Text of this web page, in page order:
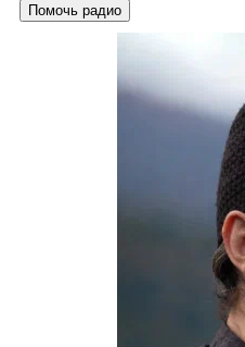
Помочь радио